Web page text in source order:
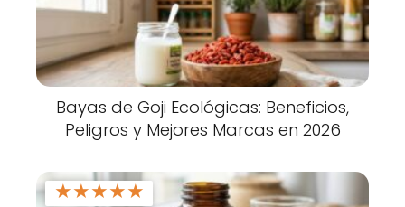
Bayas de Goji Ecológicas: Beneficios,
Peligros y Mejores Marcas en 2026
★★★★★